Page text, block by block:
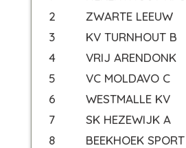
2
ZWARTE LEEUW
3
KV TURNHOUT B
4
VRIJ ARENDONK
5
VC MOLDAVO C
6
WESTMALLE KV
7
SK HEZEWIJK A
8
BEEKHOEK SPORT